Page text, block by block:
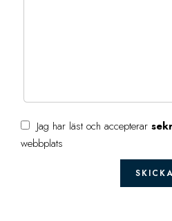
Jag har läst och accepterar
webbplats
SKICKA